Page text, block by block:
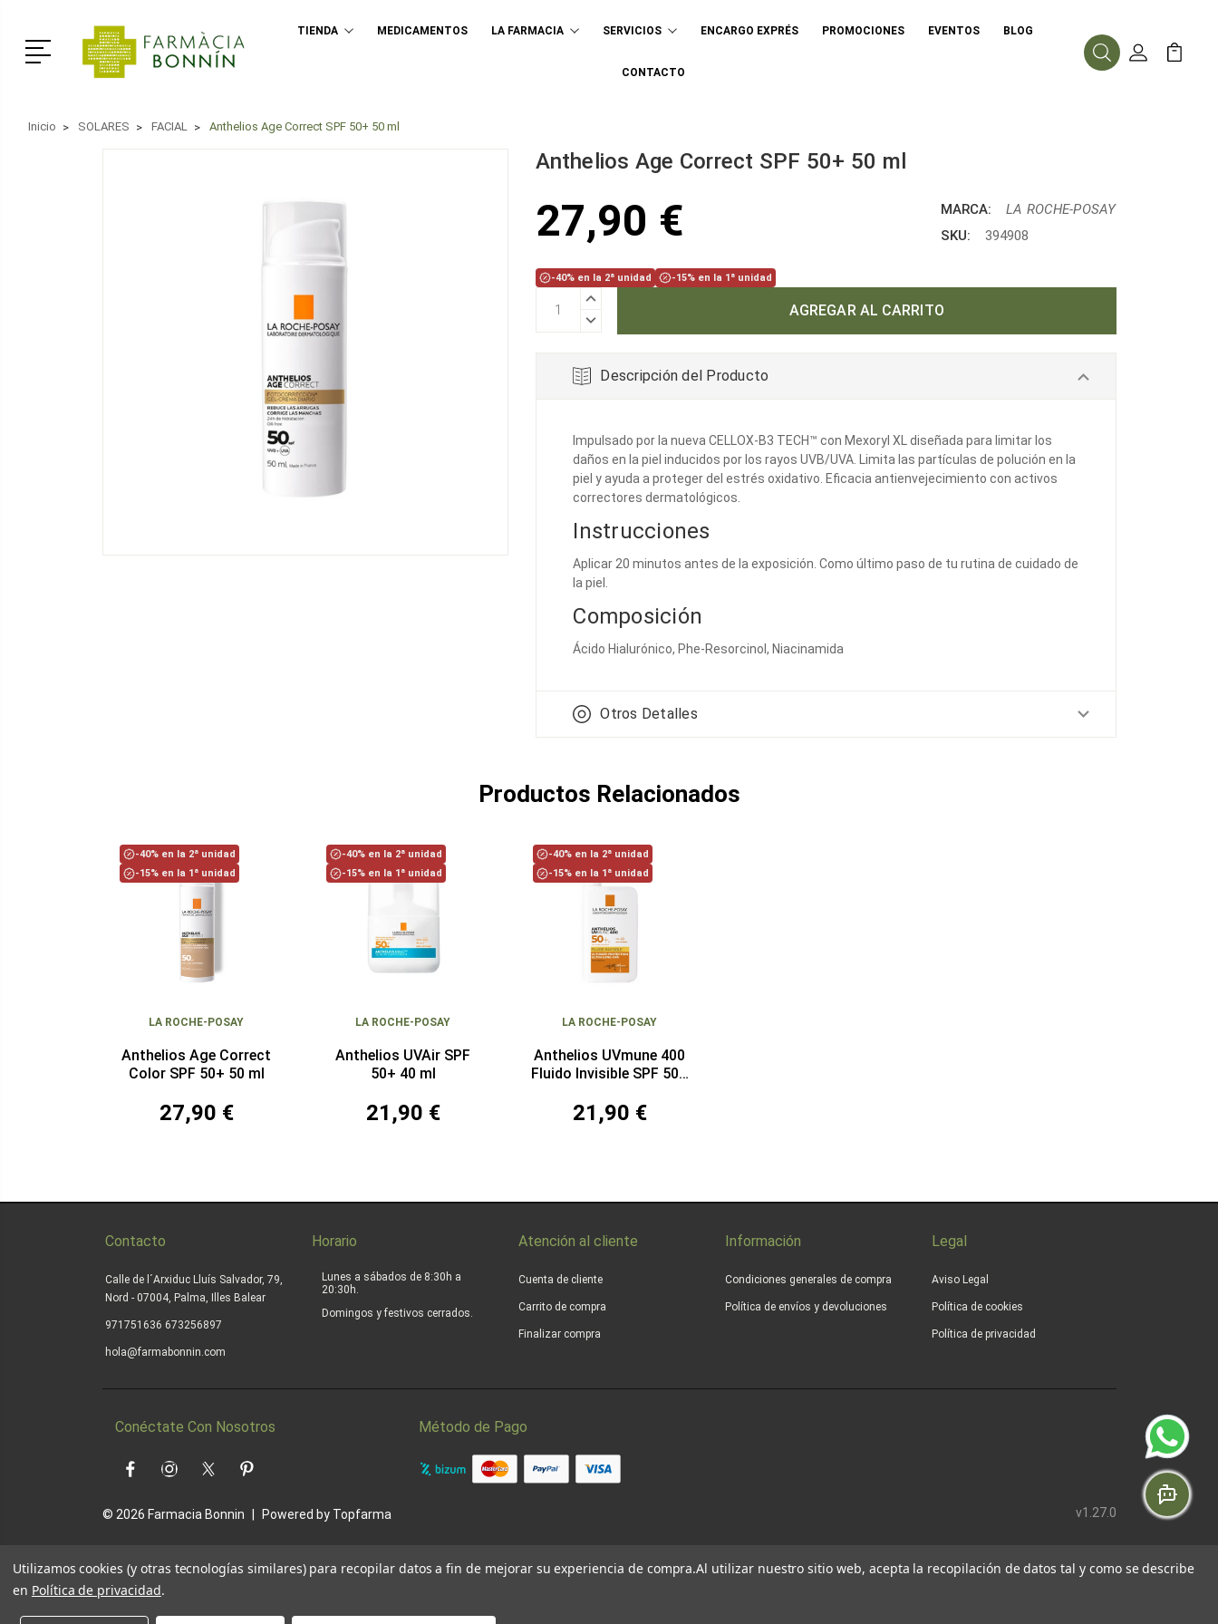
Menú
TIENDA MEDICAMENTOS LA FARMACIA SERVICIOS ENCARGO EXPRÉS PROMOCIONES EVENTOS BLOG
CONTACTO
BuscarMi Cuenta
Mi
Inicio SOLARES FACIAL Anthelios Age Correct SPF 50+ 50 ml
Anthelios Age Correct SPF 50+ 50 ml
27,90 €
-40% en la 2ª unidad -15% en la 1ª unidad
AUMENTAR
DISMINUIR
CANTIDAD:
MARCA:
LA ROCHE-POSAY
SKU:
394908
Descripción del Producto
Impulsado por la nueva CELLOX-B3 TECH™ con Mexoryl XL diseñada para limitar los
daños en la piel inducidos por los rayos UVB/UVA. Limita las partículas de polución en la
piel y ayuda a proteger del estrés oxidativo. Eficacia antienvejecimiento con activos
correctores dermatológicos.
Instrucciones
Aplicar 20 minutos antes de la exposición. Como último paso de tu rutina de cuidado de
la piel.
Composición
Ácido Hialurónico, Phe-Resorcinol, Niacinamida
Otros Detalles
Productos Relacionados
-40% en la 2ª unidad
-15% en la 1ª unidad
LA ROCHE-POSAY
Anthelios Age Correct
Color SPF 50+ 50 ml
27,90 €
-40% en la 2ª unidad
-15% en la 1ª unidad
LA ROCHE-POSAY
Anthelios UVAir SPF
50+ 40 ml
21,90 €
-40% en la 2ª unidad
-15% en la 1ª unidad
LA ROCHE-POSAY
Anthelios UVmune 400
Fluido Invisible SPF 50+
21,90 €
Contacto
Calle de l´Arxiduc Lluís Salvador, 79,
Nord - 07004, Palma, Illes Balear
971751636 673256897
hola@farmabonnin.com
Horario
Lunes a sábados de 8:30h a
20:30h.
Domingos y festivos cerrados.
Atención al cliente
Cuenta de cliente
Carrito de compra
Finalizar compra
Información
Condiciones generales de compra
Política de envíos y devoluciones
Legal
Aviso Legal
Política de cookies
Política de privacidad
Conéctate Con Nosotros
FacebookInstagramTwitter Pinterest
Método de Pago
© 2026 Farmacia Bonnin Powered by Topfarma v1.27.0
Utilizamos cookies (y otras tecnologías similares) para recopilar datos a fin de mejorar su experiencia de compra.Al utilizar nuestro sitio web, acepta la recopilación de datos tal y como se describe
en Política de privacidad.